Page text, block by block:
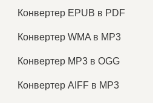
Конвертер EPUB в PDF
Конвертер WMA в MP3
Конвертер MP3 в OGG
Конвертер AIFF в MP3